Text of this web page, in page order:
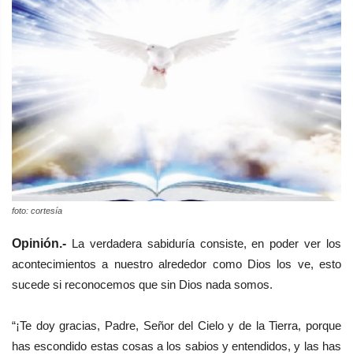
foto: cortesía
Opinión.- La verdadera sabiduría consiste, en poder ver los
acontecimientos a nuestro alrededor como Dios los ve, esto
sucede si reconocemos que sin Dios nada somos.
“¡Te doy gracias, Padre, Señor del Cielo y de la Tierra, porque
has escondido estas cosas a los sabios y entendidos, y las has